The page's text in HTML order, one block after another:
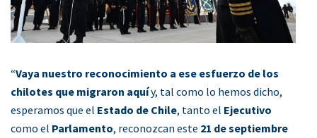
“Vaya nuestro reconocimiento a ese esfuerzo de los
chilotes que migraron aquíy, tal como lo hemos dicho,
esperamos que el Estado de Chile, tanto el Ejecutivo
como el Parlamento, reconozcan este 21 de septiembre